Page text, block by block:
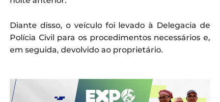
Diante disso, o veículo foi levado à Delegacia de
Polícia Civil para os procedimentos necessários e,
em seguida, devolvido ao proprietário.